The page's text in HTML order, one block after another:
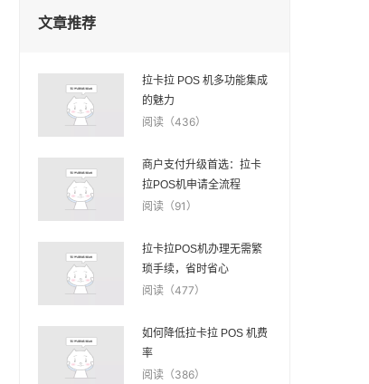
文章推荐
拉卡拉 POS 机多功能集成
的魅力
阅读（436）
商户支付升级首选：拉卡
拉POS机申请全流程
阅读（91）
拉卡拉POS机办理无需繁
琐手续，省时省心
阅读（477）
如何降低拉卡拉 POS 机费
率
阅读（386）